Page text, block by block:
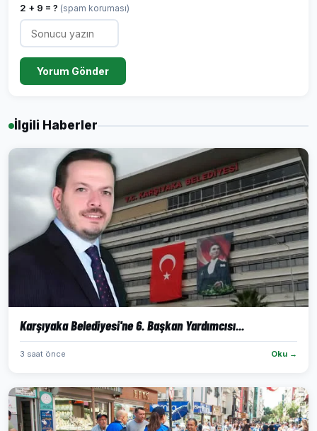
2 + 9 = ? (spam koruması)
Yorum Gönder
İlgili Haberler
Karşıyaka Belediyesi'ne 6. Başkan Yardımcısı...
3 saat önce Oku →